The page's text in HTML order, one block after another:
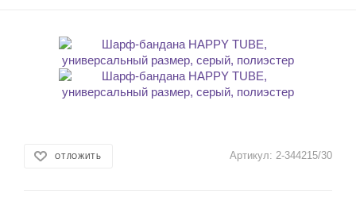
ОТЛОЖИТЬ Артикул: 2-344215/30